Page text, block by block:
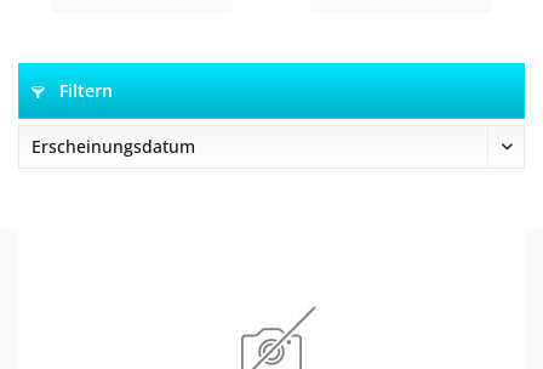
Filtern